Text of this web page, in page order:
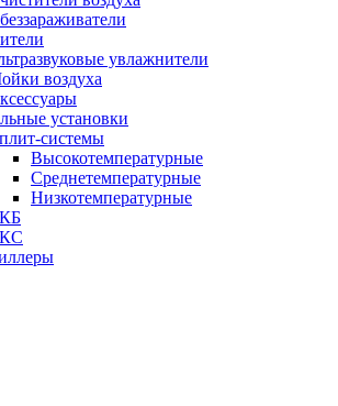
увлажнители
воздуха
установки
системы
Высокотемпературные
Среднетемпературные
Низкотемпературные